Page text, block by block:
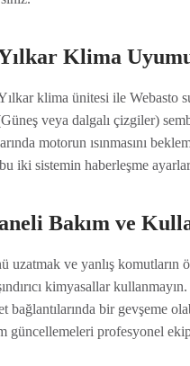
Klima
klima ünitesi ile Webasto
veya dalgalı çizgiler)
motorun ısınmasını
iki sistemin haberleşme
Bakım ve
uzatmak ve yanlış
kimyasallar
bağlantılarında bir gevşeme
güncellemeleri profesyonel